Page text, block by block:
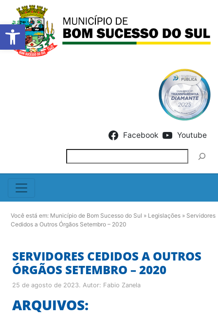
Barra de Ferramentas
Facebook Youtube
Você está em: Município de Bom Sucesso do Sul » Legislações » Servidores
Cedidos a Outros Órgãos Setembro – 2020
SERVIDORES CEDIDOS A OUTROS
ÓRGÃOS SETEMBRO – 2020
25 de agosto de 2023. Autor: Fabio Zanela
ARQUIVOS: